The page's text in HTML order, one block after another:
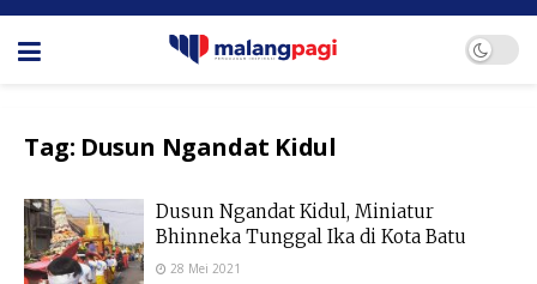
Tag: Dusun Ngandat Kidul
Dusun Ngandat Kidul, Miniatur
Bhinneka Tunggal Ika di Kota Batu
28 Mei 2021